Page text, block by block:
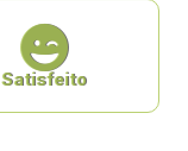
Satisfeito